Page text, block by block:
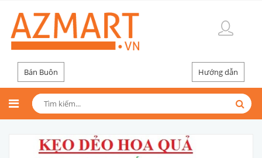
Bán Buôn Hướng dẫn